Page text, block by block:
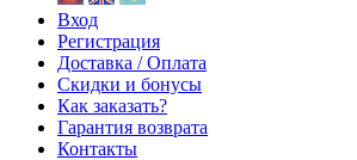
Вход
Регистрация
Доставка / Оплата
Скидки и бонусы
Как заказать?
Гарантия возврата
Контакты